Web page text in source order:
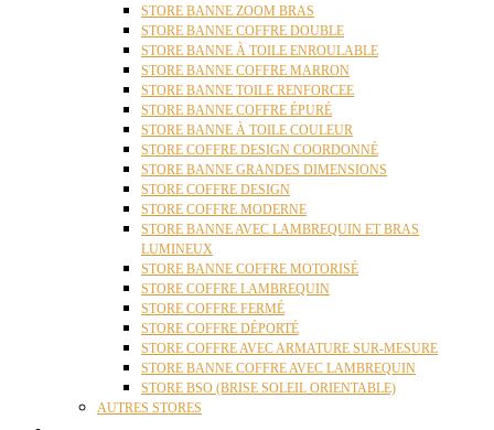
STORE BANNE ZOOM BRAS
STORE BANNE COFFRE DOUBLE
STORE BANNE À TOILE ENROULABLE
STORE BANNE COFFRE MARRON
STORE BANNE TOILE RENFORCEE
STORE BANNE COFFRE ÉPURÉ
STORE BANNE À TOILE COULEUR
STORE COFFRE DESIGN COORDONNÉ
STORE BANNE GRANDES DIMENSIONS
STORE COFFRE DESIGN
STORE COFFRE MODERNE
STORE BANNE AVEC LAMBREQUIN ET BRAS
LUMINEUX
STORE BANNE COFFRE MOTORISÉ
STORE COFFRE LAMBREQUIN
STORE COFFRE FERMÉ
STORE COFFRE DÉPORTÉ
STORE COFFRE AVEC ARMATURE SUR-MESURE
STORE BANNE COFFRE AVEC LAMBREQUIN
STORE BSO (BRISE SOLEIL ORIENTABLE)
AUTRES STORES